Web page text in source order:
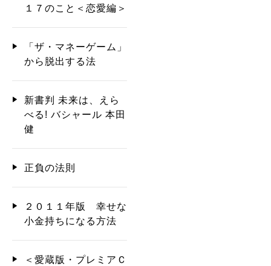
１７のこと＜恋愛編＞
「ザ・マネーゲーム」
から脱出する法
新書判 未来は、えら
べる! バシャール 本田
健
正負の法則
２０１１年版 幸せな
小金持ちになる方法
＜愛蔵版・プレミアＣ